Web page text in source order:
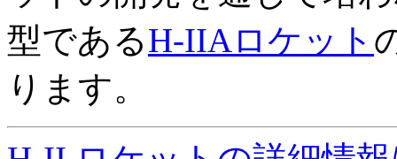
型であるH-IIAロケット
ります。